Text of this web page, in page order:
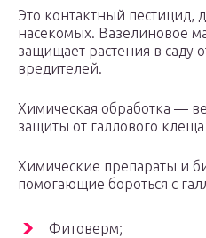
Это контактный
насекомых. Вазелиновое
защищает растения в саду
вредителей.
Химическая обработка —
защиты от галлового клеща
Химические препараты и
помогающие бороться с
Фитоверм;